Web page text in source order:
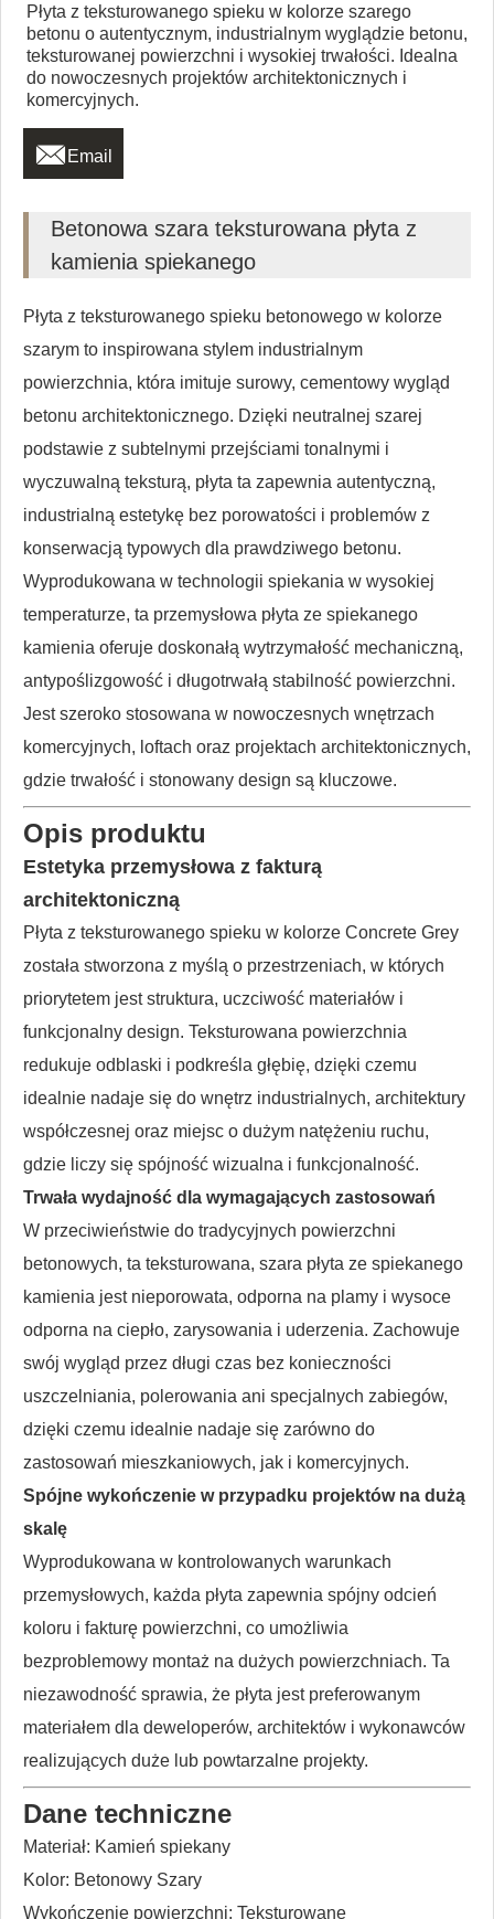
Płyta z teksturowanego spieku w kolorze szarego
betonu o autentycznym, industrialnym wyglądzie betonu,
teksturowanej powierzchni i wysokiej trwałości. Idealna
do nowoczesnych projektów architektonicznych i
komercyjnych.
 Email
Betonowa szara teksturowana płyta z
kamienia spiekanego
Płyta z teksturowanego spieku betonowego w kolorze
szarym to inspirowana stylem industrialnym
powierzchnia, która imituje surowy, cementowy wygląd
betonu architektonicznego. Dzięki neutralnej szarej
podstawie z subtelnymi przejściami tonalnymi i
wyczuwalną teksturą, płyta ta zapewnia autentyczną,
industrialną estetykę bez porowatości i problemów z
konserwacją typowych dla prawdziwego betonu.
Wyprodukowana w technologii spiekania w wysokiej
temperaturze, ta przemysłowa płyta ze spiekanego
kamienia oferuje doskonałą wytrzymałość mechaniczną,
antypoślizgowość i długotrwałą stabilność powierzchni.
Jest szeroko stosowana w nowoczesnych wnętrzach
komercyjnych, loftach oraz projektach architektonicznych,
gdzie trwałość i stonowany design są kluczowe.
Opis produktu
Estetyka przemysłowa z fakturą
architektoniczną
Płyta z teksturowanego spieku w kolorze Concrete Grey
została stworzona z myślą o przestrzeniach, w których
priorytetem jest struktura, uczciwość materiałów i
funkcjonalny design. Teksturowana powierzchnia
redukuje odblaski i podkreśla głębię, dzięki czemu
idealnie nadaje się do wnętrz industrialnych, architektury
współczesnej oraz miejsc o dużym natężeniu ruchu,
gdzie liczy się spójność wizualna i funkcjonalność.
Trwała wydajność dla wymagających zastosowań
W przeciwieństwie do tradycyjnych powierzchni
betonowych, ta teksturowana, szara płyta ze spiekanego
kamienia jest nieporowata, odporna na plamy i wysoce
odporna na ciepło, zarysowania i uderzenia. Zachowuje
swój wygląd przez długi czas bez konieczności
uszczelniania, polerowania ani specjalnych zabiegów,
dzięki czemu idealnie nadaje się zarówno do
zastosowań mieszkaniowych, jak i komercyjnych.
Spójne wykończenie w przypadku projektów na dużą
skalę
Wyprodukowana w kontrolowanych warunkach
przemysłowych, każda płyta zapewnia spójny odcień
koloru i fakturę powierzchni, co umożliwia
bezproblemowy montaż na dużych powierzchniach. Ta
niezawodność sprawia, że ​​płyta jest preferowanym
materiałem dla deweloperów, architektów i wykonawców
realizujących duże lub powtarzalne projekty.
Dane techniczne
Materiał: Kamień spiekany
Kolor: Betonowy Szary
Wykończenie powierzchni: Teksturowane